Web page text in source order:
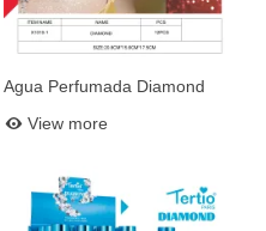
Add to basket
Agua Perfumada Diamond
View more